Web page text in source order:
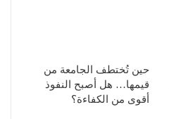
حين تُختطف الجامعة من
قيمها… هل أصبح النفوذ
أقوى من الكفاءة؟